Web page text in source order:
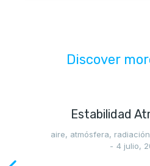
Discover
Estabilidad
aire, atmósfera,
4 julio,